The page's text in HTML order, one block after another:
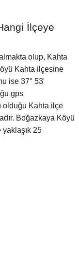
İlçeye
olup, Kahta
Kahta ilçesine
ise 37° 53'
gps
olduğu Kahta ilçe
Boğazkaya Köyü
25